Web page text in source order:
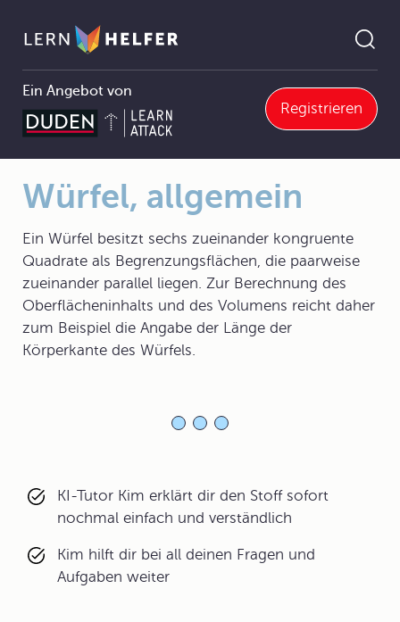
Ein Angebot von
Registrieren
Pfadnavigation
8 Stereometrie 8.3 Würfel und Quader Würfel, allgemein
Würfel, allgemein
Ein Würfel besitzt sechs zueinander kongruente
Quadrate als Begrenzungsflächen, die paarweise
zueinander parallel liegen. Zur Berechnung des
Oberflächeninhalts und des Volumens reicht daher
zum Beispiel die Angabe der Länge der
Körperkante des Würfels.
KI-Tutor Kim erklärt dir den Stoff sofort
nochmal einfach und verständlich
Kim hilft dir bei all deinen Fragen und
Aufgaben weiter